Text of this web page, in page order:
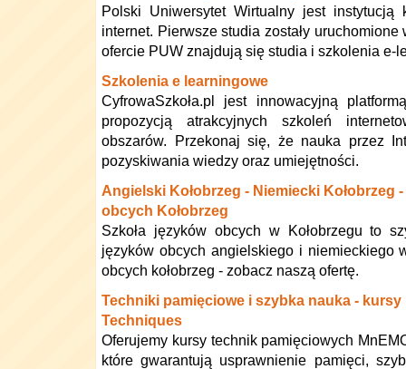
Polski Uniwersytet Wirtualny jest instytucją
internet. Pierwsze studia zostały
ofercie PUW znajdują się studia i szkolenia e-
Szkolenia e learningowe
CyfrowaSzkoła.pl jest innowacyjną
propozycją atrakcyjnych szkoleń
obszarów. Przekonaj się, że nauka przez
pozyskiwania wiedzy oraz umiejętności.
Angielski Kołobrzeg - Niemiecki Kołobrzeg
obcych Kołobrzeg
Szkoła języków obcych w Kołobrzegu to
języków obcych angielskiego i niemieckiego
obcych kołobrzeg - zobacz naszą ofertę.
Techniki pamięciowe i szybka nauka - kursy
Techniques
Oferujemy kursy technik pamięciowych
które gwarantują usprawnienie pamięci,